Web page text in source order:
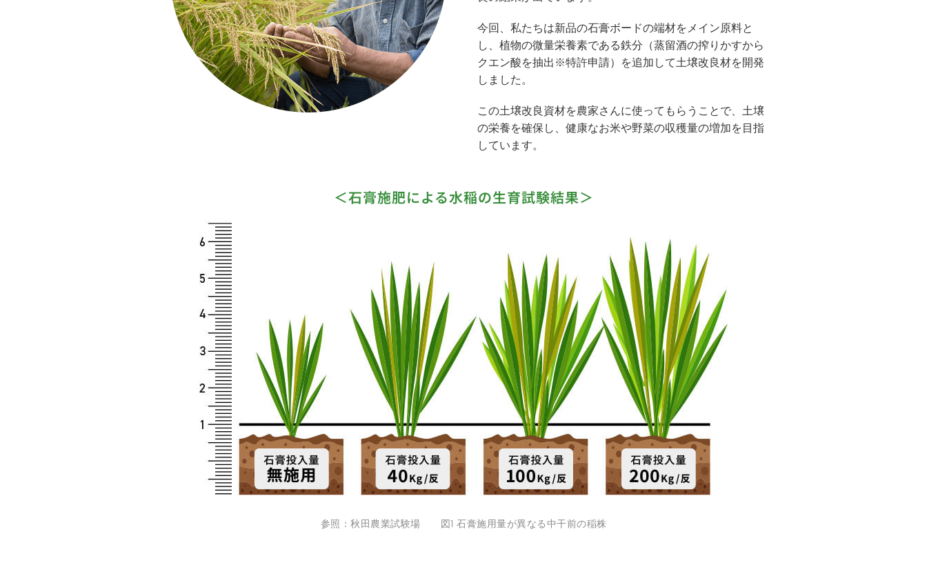
今回、私たちは新品の石膏ボードの端材をメイン原料と
し、植物の微量栄養素である鉄分（蒸留酒の搾りかすから
クエン酸を抽出※特許申請）を追加して土壌改良材を開発
しました。
この土壌改良資材を農家さんに使ってもらうことで、土壌
の栄養を確保し、健康なお米や野菜の収穫量の増加を目指
しています。
＜石膏施肥による水稲の生育試験結果＞
参照：秋田農業試験場 図1 石膏施用量が異なる中干前の稲株